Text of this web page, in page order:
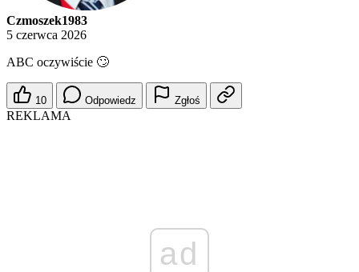
Czmoszek1983
5 czerwca 2026
ABC oczywiście 🙄
10 Odpowiedz Zgłoś
REKLAMA
ad